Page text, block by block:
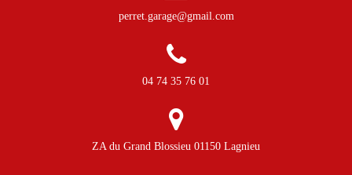
perret.garage@gmail.com
04 74 35 76 01
ZA du Grand Blossieu 01150 Lagnieu